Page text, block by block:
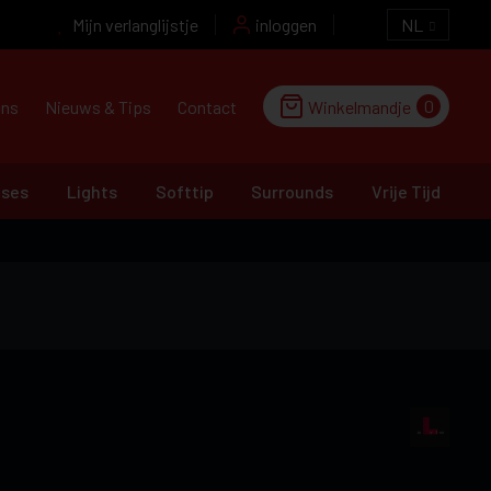
Mijn verlanglijstje inloggen NL
Nieuws & Tips Contact Winkelmandje 0
Lights Softtip Surrounds Vrije Tijd